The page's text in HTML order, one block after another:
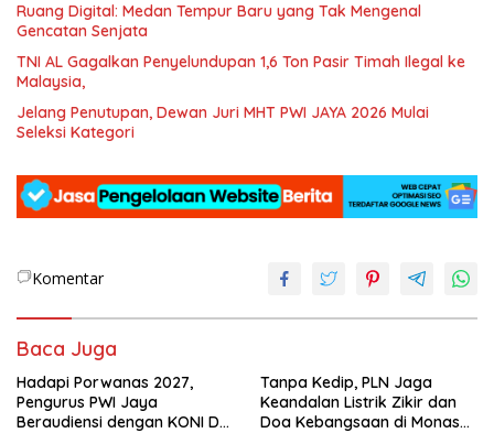
Ruang Digital: Medan Tempur Baru yang Tak Mengenal
Gencatan Senjata
TNI AL Gagalkan Penyelundupan 1,6 Ton Pasir Timah Ilegal ke
Malaysia,
Jelang Penutupan, Dewan Juri MHT PWI JAYA 2026 Mulai
Seleksi Kategori
Komentar
Baca Juga
Hadapi Porwanas 2027,
Pengurus PWI Jaya
Beraudiensi dengan KONI DKI
Tanpa Kedip, PLN Jaga
Keandalan Listrik Zikir dan
Doa Kebangsaan di Monas